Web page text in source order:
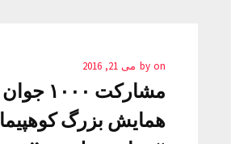
by on می 21, 2016
مشاركت ۱۰۰۰
همايش بزرگ